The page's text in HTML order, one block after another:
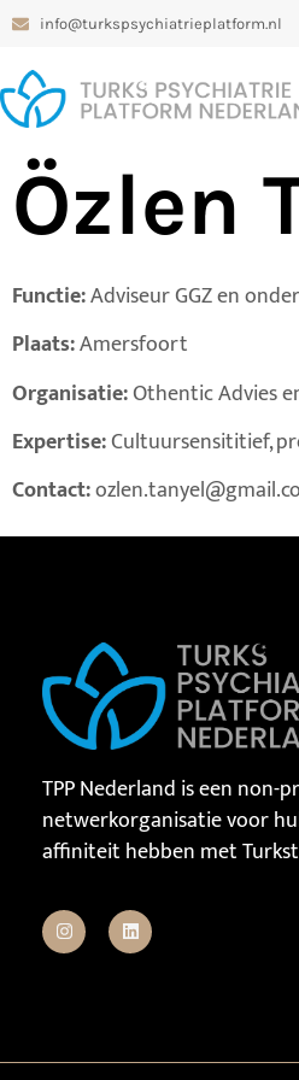
info@turkspsychiatrieplatform.nl
Özlen
Functie:Adviseur GGZ en
Plaats:Amersfoort
Organisatie:Othentic Advies
Expertise:Cultuursensititief,
Contact:
TPP Nederland is een non-
netwerkorganisatie voor
affiniteit hebben met